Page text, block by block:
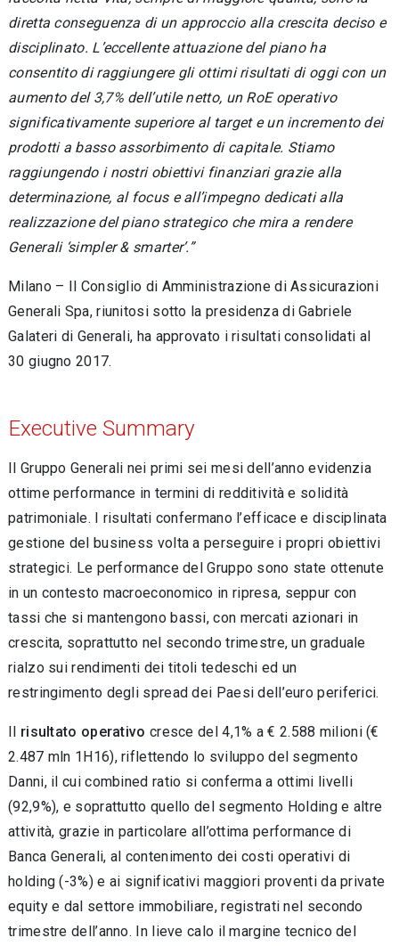
diretta conseguenza di un approccio alla crescita deciso e
disciplinato. L’eccellente attuazione del piano ha
consentito di raggiungere gli ottimi risultati di oggi con un
aumento del 3,7% dell’utile netto, un RoE operativo
significativamente superiore al target e un incremento dei
prodotti a basso assorbimento di capitale. Stiamo
raggiungendo i nostri obiettivi finanziari grazie alla
determinazione, al focus e all’impegno dedicati alla
realizzazione del piano strategico che mira a rendere
Generali ‘simpler & smarter’.”
Milano – Il Consiglio di Amministrazione di Assicurazioni
Generali Spa, riunitosi sotto la presidenza di Gabriele
Galateri di Generali, ha approvato i risultati consolidati al
30 giugno 2017.
Executive Summary
Il Gruppo Generali nei primi sei mesi dell’anno evidenzia
ottime performance in termini di redditività e solidità
patrimoniale. I risultati confermano l’efficace e disciplinata
gestione del business volta a perseguire i propri obiettivi
strategici. Le performance del Gruppo sono state ottenute
in un contesto macroeconomico in ripresa, seppur con
tassi che si mantengono bassi, con mercati azionari in
crescita, soprattutto nel secondo trimestre, un graduale
rialzo sui rendimenti dei titoli tedeschi ed un
restringimento degli spread dei Paesi dell’euro periferici.
Il risultato operativo cresce del 4,1% a € 2.588 milioni (€
2.487 mln 1H16), riflettendo lo sviluppo del segmento
Danni, il cui combined ratio si conferma a ottimi livelli
(92,9%), e soprattutto quello del segmento Holding e altre
attività, grazie in particolare all’ottima performance di
Banca Generali, al contenimento dei costi operativi di
holding (-3%) e ai significativi maggiori proventi da private
equity e dal settore immobiliare, registrati nel secondo
trimestre dell’anno. In lieve calo il margine tecnico del